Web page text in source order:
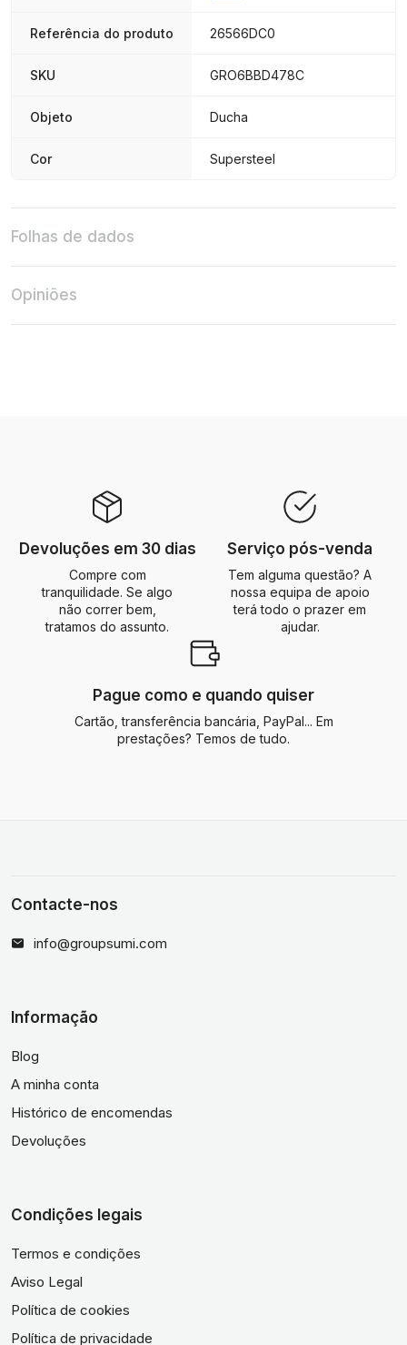
Referência do produto 26566DC0
SKU GRO6BBD478C
Objeto Ducha
Cor Supersteel
Folhas de dados
Opiniões
Devoluções em 30 dias
Compre com
tranquilidade. Se algo
não correr bem,
tratamos do assunto.
Serviço pós-venda
Tem alguma questão? A
nossa equipa de apoio
terá todo o prazer em
ajudar.
Pague como e quando quiser
Cartão, transferência bancária, PayPal... Em
prestações? Temos de tudo.
Contacte-nos
info@groupsumi.com
Informação
Blog
A minha conta
Histórico de encomendas
Devoluções
Condições legais
Termos e condições
Aviso Legal
Política de cookies
Política de privacidade